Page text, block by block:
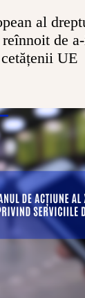
al
reînnoit de
UE